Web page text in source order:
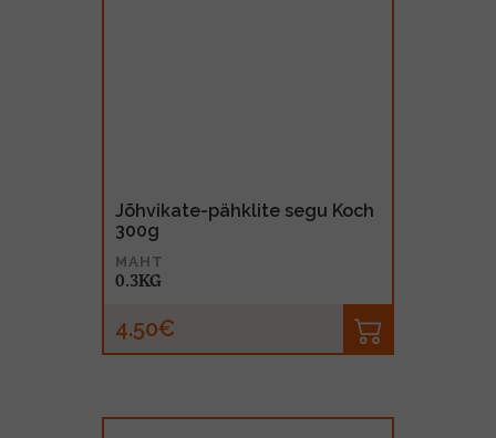
Jõhvikate-pähklite segu Koch
300g
MAHT
0.3KG
4.50€